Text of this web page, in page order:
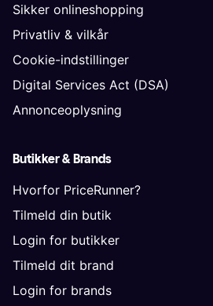
Sikker onlineshopping
Privatliv & vilkår
Cookie-indstillinger
Digital Services Act (DSA)
Annonceoplysning
Butikker & Brands
Hvorfor PriceRunner?
Tilmeld din butik
Login for butikker
Tilmeld dit brand
Login for brands